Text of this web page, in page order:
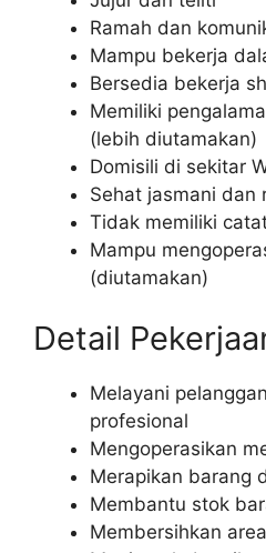
Ramah dan
Mampu bekerja
Bersedia bekerja
Memiliki
(lebih diutamakan)
Domisili di sekitar
Sehat jasmani dan
Tidak memiliki
Mampu
(diutamakan)
Detail
Melayani
profesional
Mengoperasikan
Merapikan barang
Membantu stok
Membersihkan